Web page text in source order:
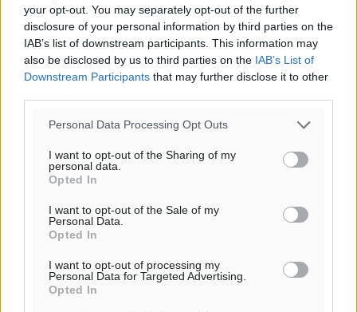
your opt-out. You may separately opt-out of the further
disclosure of your personal information by third parties on the
IAB’s list of downstream participants. This information may
also be disclosed by us to third parties on the IAB’s List of
Downstream Participants that may further disclose it to other
Personal Data Processing Opt Outs
I want to opt-out of the Sharing of my
personal data.
Opted In
I want to opt-out of the Sale of my
Personal Data.
Opted In
I want to opt-out of processing my
Personal Data for Targeted Advertising.
Opted In
Ροή ειδήσεων
Έτος – ορόσημο το 2025 για δωρεές οργάνων στην
Ειδήσεις• πριν 12 ώρες
Ο.Φ. Ιστρίου: Καρέ ανανεώσεων σε άξονα και
μετόπισθεν
Αθλητικά• πριν 13 ώρες
Επικός Εργκίν Αταμάν στη Σύμη: Έσπασε πιάτα μέχρι